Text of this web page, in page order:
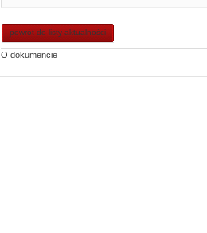
powrót do listy aktualności
O dokumencie